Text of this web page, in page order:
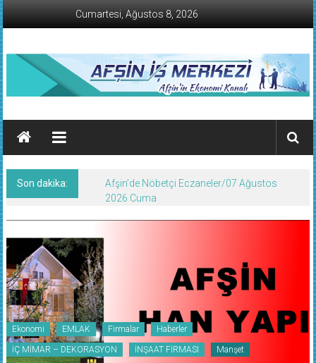
İçeriğe
geç
Cumartesi, Ağustos 8, 2026
AFŞİN
İŞ
MERKEZİ
Afşin'in
Son dakika:
Afşin’de Nöbetçi Eczaneler/07 Ağustos
2026 Cuma
Ekonomi EMLAK Firmalar Haberler
İÇ MİMAR – DEKORASYON İNŞAAT FİRMASI Manşet